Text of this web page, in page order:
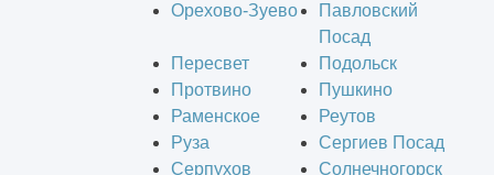
Орехово-Зуево
Павловский
Посад
Пересвет
Подольск
Протвино
Пушкино
Раменское
Реутов
Руза
Сергиев Посад
Серпухов
Солнечногорск